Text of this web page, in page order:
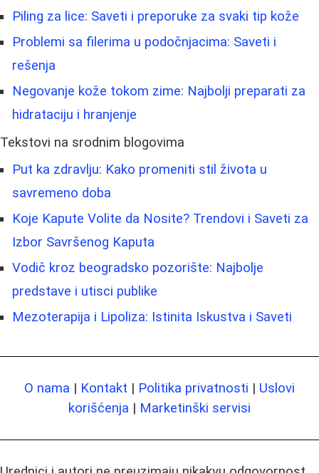
Piling za lice: Saveti i preporuke za svaki tip kože
Problemi sa filerima u podočnjacima: Saveti i
rešenja
Negovanje kože tokom zime: Najbolji preparati za
hidrataciju i hranjenje
Tekstovi na srodnim blogovima
Put ka zdravlju: Kako promeniti stil života u
savremeno doba
Koje Kapute Volite da Nosite? Trendovi i Saveti za
Izbor Savršenog Kaputa
Vodič kroz beogradsko pozorište: Najbolje
predstave i utisci publike
Mezoterapija i Lipoliza: Istinita Iskustva i Saveti
O nama | Kontakt | Politika privatnosti | Uslovi
korišćenja | Marketinški servisi